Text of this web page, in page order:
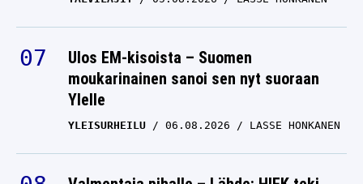
Ulos EM-kisoista – Suomen
moukarinainen sanoi sen nyt suoraan
Ylelle
YLEISURHEILU 06.08.2026 LASSE HONKANEN